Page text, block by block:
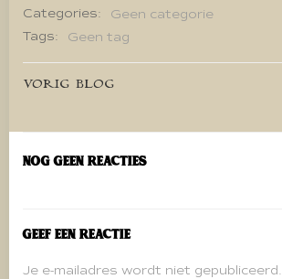
Categories:
Geen categorie
Tags:
Geen tag
Bericht
navigatie
VORIG BLOG
Nog geen reacties
Geef een reactie
Je e-mailadres wordt niet gepubliceerd.